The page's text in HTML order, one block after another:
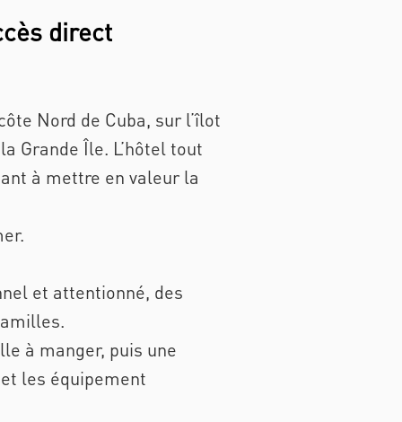
direct
Nord de Cuba, sur l’îlot
Grande Île. L’hôtel tout
à mettre en valeur la
et attentionné, des
à manger, puis une
les équipement